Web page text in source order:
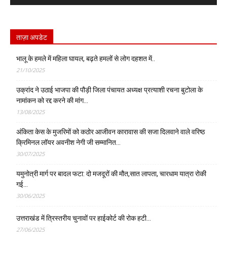
ताज़ा अपडेट
भालू के हमले में महिला घायल, बढ़ते हमलों से लोग दहशत में..
21/10/2025
उक्रांद ने उठाई भाजपा की पौड़ी जिला पंचायत अध्यक्ष प्रत्याशी रचना बुटोला के
नामांकन को रद्द करने की मांग…
13/08/2025
अंकिता केस के मुजरिमों को कठोर आजीवन कारावास की सजा दिलवाने वाले वरिष्ठ
क्रिमिनल लॉयर अवनीश नेगी जी सम्मानित…
30/07/2025
यमुनोत्री मार्ग पर बादल फटा: दो मजदूरों की मौत,सात लापता, चारधाम यात्रा रोकी
गई…
30/06/2025
उत्तराखंड में त्रिस्तरीय चुनावों पर हाईकोर्ट की रोक हटी…
27/06/2025